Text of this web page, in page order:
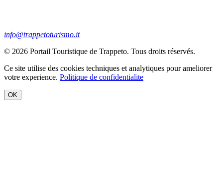
info@trappetoturismo.it
© 2026 Portail Touristique de Trappeto. Tous droits réservés.
Ce site utilise des cookies techniques et analytiques pour ameliorer
votre experience. Politique de confidentialite
OK